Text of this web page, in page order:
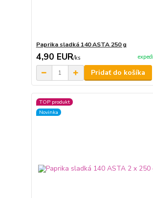
Paprika sladká 140 ASTA 250 g
4,90 EUR/ks
Pridať do košíka
TOP produkt
Novinka